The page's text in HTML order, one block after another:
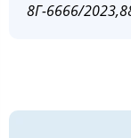
8Г-6666/